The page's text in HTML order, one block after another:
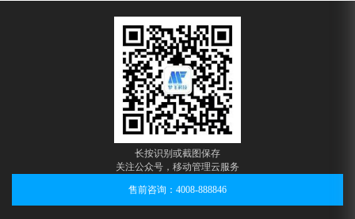
长按识别或截图保存
关注公众号，移动管理云服务
售前咨询：4008-888846